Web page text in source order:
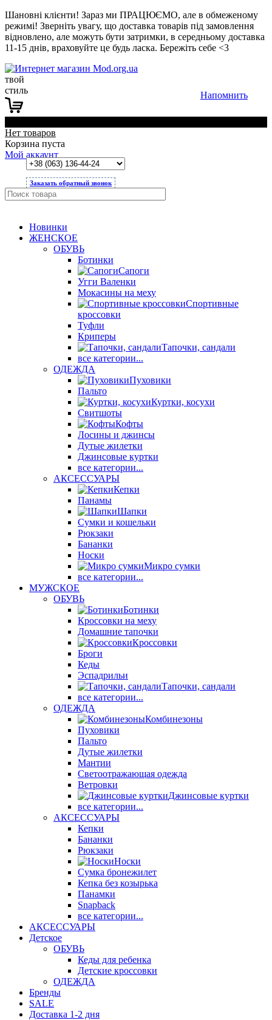
Шановні клієнти! Зараз ми ПРАЦЮЄМО, але в обмеженому
режимі! Зверніть увагу, що доставка товарів під замовлення
відновлено, але можуть бути затримки, в середньому доставка
11-15 днів, враховуйте це будь ласка. Бережіть себе <3
твой
стиль
Нет товаров
Корзина пуста
Мой аккаунт
Заказать обратный звонок
Новинки
ЖЕНСКОЕ
ОБУВЬ
Ботинки
Сапоги
Угги Валенки
Мокасины на меху
Спортивные
кроссовки
Туфли
Криперы
Тапочки, сандали
все категории...
ОДЕЖДА
Пуховики
Пальто
Куртки, косухи
Свитшоты
Кофты
Лосины и джинсы
Дутые жилетки
Джинсовые куртки
все категории...
АКСЕССУАРЫ
Кепки
Панамы
Шапки
Сумки и кошельки
Рюкзаки
Бананки
Носки
Микро сумки
все категории...
МУЖСКОЕ
ОБУВЬ
Ботинки
Кроссовки на меху
Домашние тапочки
Кроссовки
Броги
Кеды
Эспадрильи
Тапочки, сандали
все категории...
ОДЕЖДА
Комбинезоны
Пуховики
Пальто
Дутые жилетки
Мантии
Светоотражающая одежда
Ветровки
Джинсовые куртки
все категории...
АКСЕССУАРЫ
Кепки
Бананки
Рюкзаки
Носки
Сумка бронежилет
Кепка без козырька
Панамки
Snapback
все категории...
АКСЕССУАРЫ
Детское
ОБУВЬ
Кеды для ребенка
Детские кроссовки
ОДЕЖДА
Бренды
SALE
Доставка 1-2 дня
Напомнить